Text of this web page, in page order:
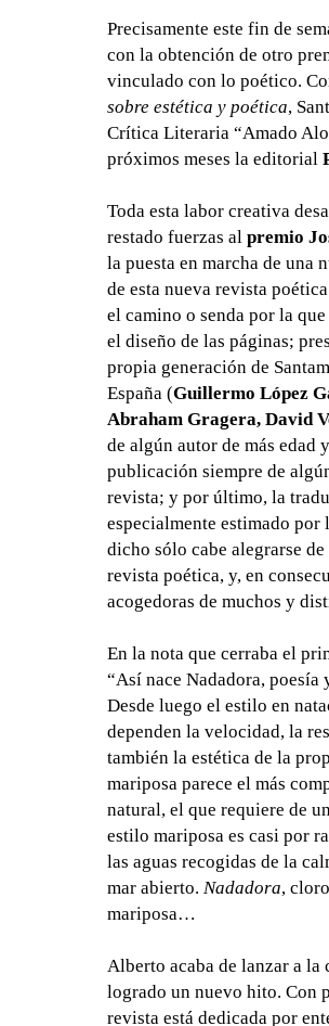
Precisamente este fin de
con la obtención de otro
vinculado con lo poético.
sobre estética y poética,
Crítica Literaria “Amado
próximos meses la editorial
Toda esta labor creativa
restado fuerzas al premio
la puesta en marcha de una
de esta nueva revista
el camino o senda por la
el diseño de las páginas;
propia generación de
España (Guillermo López
Abraham Gragera, David
de algún autor de más edad
publicación siempre de
revista; y por último, la
especialmente estimado
dicho sólo cabe alegrarse
revista poética, y, en
acogedoras de muchos y
En la nota que cerraba el
“Así nace Nadadora,
Desde luego el estilo en
dependen la velocidad, la
también la estética de la
mariposa parece el más
natural, el que requiere de
estilo mariposa es casi por
las aguas recogidas de la
mar abierto. Nadadora,
mariposa…
Alberto acaba de lanzar a
logrado un nuevo hito. Con
revista está dedicada por